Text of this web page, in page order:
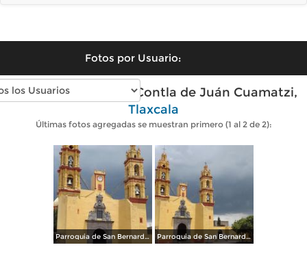
Fotos por Usuario:
Fotos modernas de Contla de Juán Cuamatzi,
Tlaxcala
Últimas fotos agregadas se muestran primero (1 al 2 de 2):
Parroquia de San Bernardino. Mayo/2014 Parroquia de San Bernardino. Contla. Mayo/2014